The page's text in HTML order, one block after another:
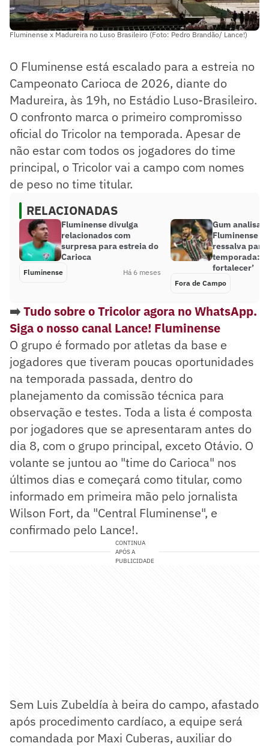
Fluminense x Madureira no Luso Brasileiro (Foto: Pedro Brandão/ Lance!)
O Fluminense está escalado para a estreia no
Campeonato Carioca de 2026, diante do
Madureira, às 19h, no Estádio Luso-Brasileiro.
O confronto marca o primeiro compromisso
oficial do Tricolor na temporada. Apesar de
não estar com todos os jogadores do time
principal, o Tricolor vai a campo com nomes
de peso no time titular.
RELACIONADAS
Fluminense divulga
relacionados com
surpresa para estreia do
Carioca
Fluminense Há 6 meses
Gum analisa
Fluminense e
ressalva para
temporada:
fortalecer’
Fora de Campo
➡️Tudo sobre o Tricolor agora no WhatsApp.
Siga o nosso canal Lance! Fluminense
O grupo é formado por atletas da base e
jogadores que tiveram poucas oportunidades
na temporada passada, dentro do
planejamento da comissão técnica para
observação e testes. Toda a lista é composta
por jogadores que se apresentaram antes do
dia 8, com o grupo principal, exceto Otávio. O
volante se juntou ao "time do Carioca" nos
últimos dias e começará como titular, como
informado em primeira mão pelo jornalista
Wilson Fort, da "Central Fluminense", e
confirmado pelo Lance!.
CONTINUA
APÓS A
PUBLICIDADE
Sem Luis Zubeldía à beira do campo, afastado
após procedimento cardíaco, a equipe será
comandada por Maxi Cuberas, auxiliar do